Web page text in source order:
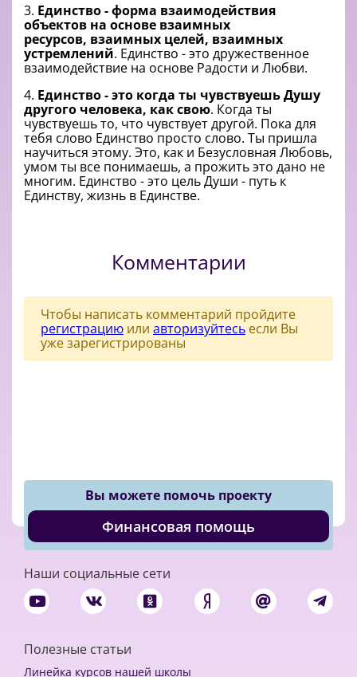
3. Единство - форма взаимодействия
объектов на основе взаимных
ресурсов, взаимных целей, взаимных
устремлений. Единство - это дружественное
взаимодействие на основе Радости и Любви.
4. Единство - это когда ты чувствуешь Душу
другого человека, как свою. Когда ты
чувствуешь то, что чувствует другой. Пока для
тебя слово Единство просто слово. Ты пришла
научиться этому. Это, как и Безусловная Любовь,
умом ты все понимаешь, а прожить это дано не
многим. Единство - это цель Души - путь к
Единству, жизнь в Единстве.
Комментарии
Чтобы написать комментарий пройдите
регистрацию или авторизуйтесь если Вы
уже зарегистрированы
Вы можете помочь проекту
Финансовая помощь
Наши социальные сети
Полезные статьи
Линейка курсов нашей школы